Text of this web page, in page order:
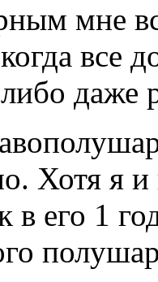
мне
все
даже
Хотя я
в его 1